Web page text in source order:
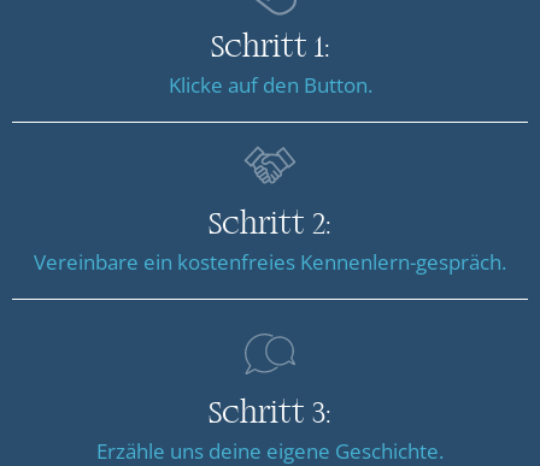
Schritt 1:
Klicke auf den Button.
Schritt 2:
Vereinbare ein kostenfreies Kennenlern-gespräch.
Schritt 3:
Erzähle uns deine eigene Geschichte.